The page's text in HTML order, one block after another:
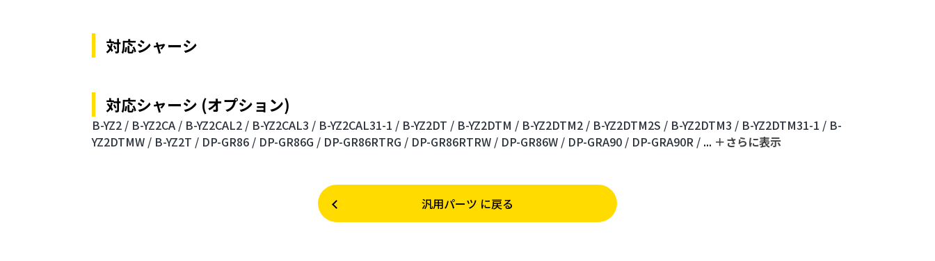
対応シャーシ
対応シャーシ (オプション)
B-YZ2 / B-YZ2CA / B-YZ2CAL2 / B-YZ2CAL3 / B-YZ2CAL31-1 / B-YZ2DT / B-YZ2DTM / B-YZ2DTM2 / B-YZ2DTM2S / B-YZ2DTM3 / B-YZ2DTM31-1 / B-
YZ2DTMW / B-YZ2T / DP-GR86 / DP-GR86G / DP-GR86RTRG / DP-GR86RTRW / DP-GR86W / DP-GRA90 / DP-GRA90R / ... ＋さらに表⽰
汎用パーツ に戻る